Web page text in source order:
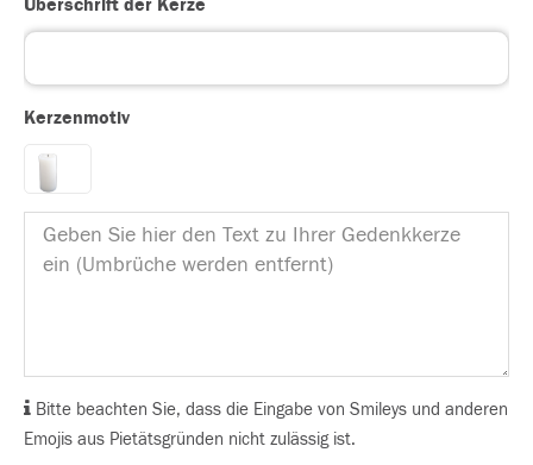
Überschrift der Kerze
Kerzenmotiv
Bitte beachten Sie, dass die Eingabe von Smileys und anderen
Emojis aus Pietätsgründen nicht zulässig ist.